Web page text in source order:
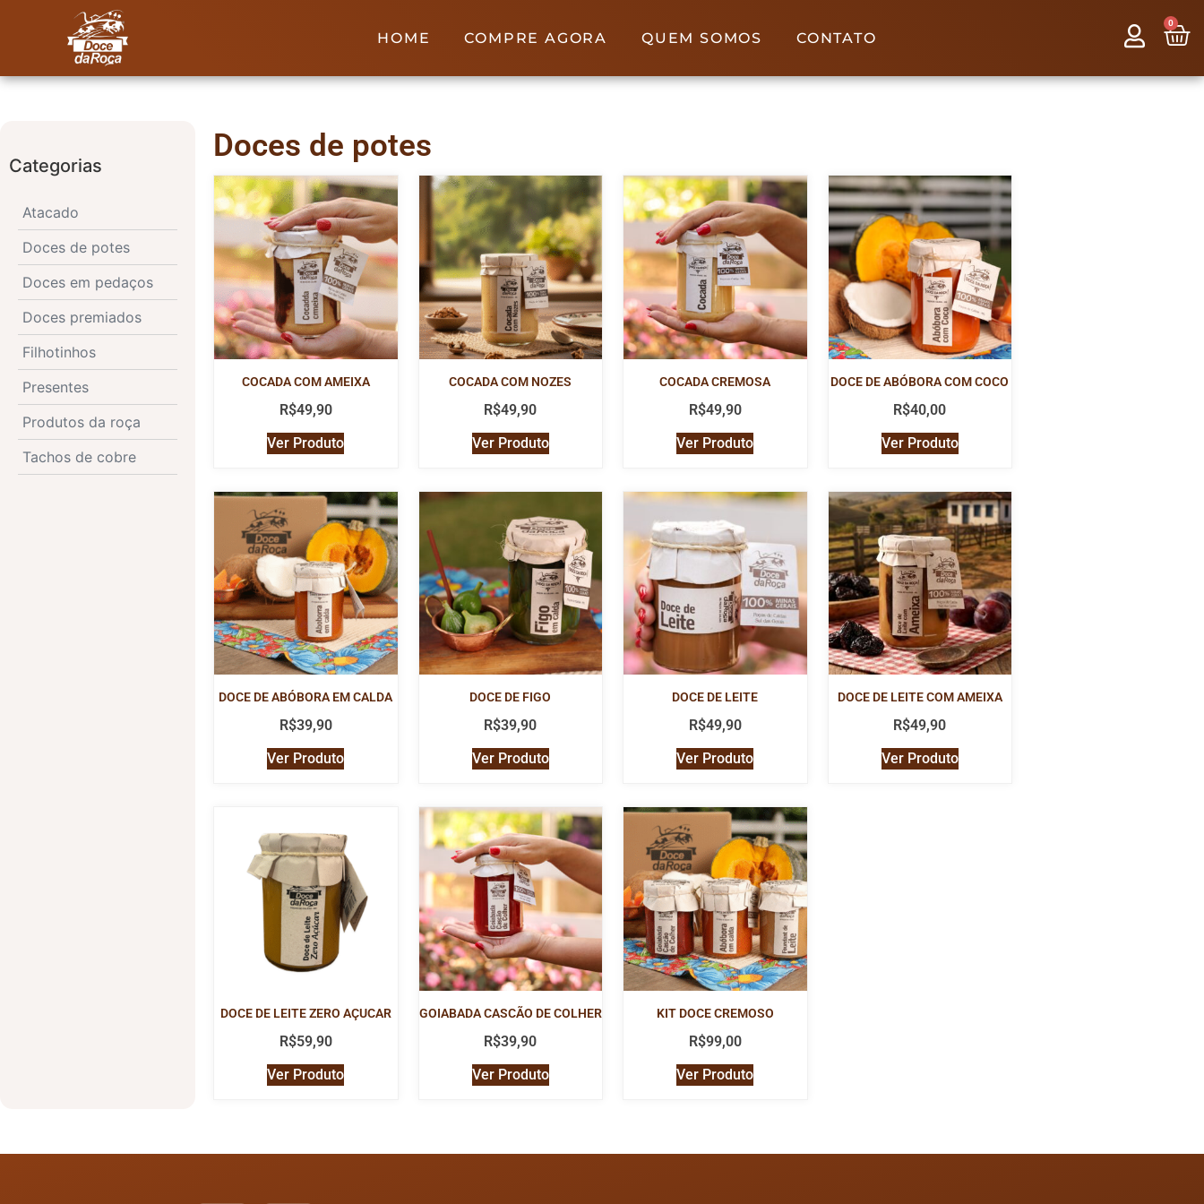
HOME COMPRE AGORA QUEM SOMOS CONTATO
0
Categorias
Atacado
Doces de potes
Doces em pedaços
Doces premiados
Filhotinhos
Presentes
Produtos da roça
Tachos de cobre
Doces de potes
COCADA COM AMEIXA
R$49,90
Ver Produto
COCADA COM NOZES
R$49,90
Ver Produto
COCADA CREMOSA
R$49,90
Ver Produto
DOCE DE ABÓBORA COM COCO
R$40,00
Ver Produto
DOCE DE ABÓBORA EM CALDA
R$39,90
Ver Produto
DOCE DE FIGO
R$39,90
Ver Produto
DOCE DE LEITE
R$49,90
Ver Produto
DOCE DE LEITE COM AMEIXA
R$49,90
Ver Produto
DOCE DE LEITE ZERO AÇUCAR
R$59,90
Ver Produto
GOIABADA CASCÃO DE COLHER
R$39,90
Ver Produto
KIT DOCE CREMOSO
R$99,00
Ver Produto